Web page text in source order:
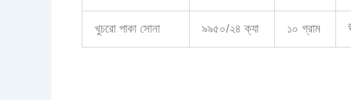
খুচরো পাকা সোনা ৯৯৫০/২৪ ক্যা ১০ গ্রাম